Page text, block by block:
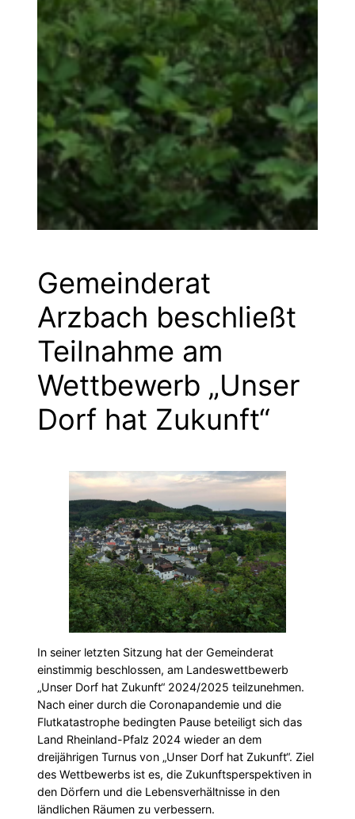
Gemeinderat
Arzbach beschließt
Teilnahme am
Wettbewerb „Unser
Dorf hat Zukunft“
In seiner letzten Sitzung hat der Gemeinderat
einstimmig beschlossen, am Landeswettbewerb
„Unser Dorf hat Zukunft“ 2024/2025 teilzunehmen.
Nach einer durch die Coronapandemie und die
Flutkatastrophe bedingten Pause beteiligt sich das
Land Rheinland-Pfalz 2024 wieder an dem
dreijährigen Turnus von „Unser Dorf hat Zukunft“. Ziel
des Wettbewerbs ist es, die Zukunftsperspektiven in
den Dörfern und die Lebensverhältnisse in den
ländlichen Räumen zu verbessern.